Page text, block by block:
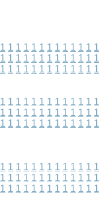
1 1 1 1 1 1 1 1 1 1 1 1 1
1 1 1 1 1 1 1 1 1 1 1 1 1
1 1 1 1 1 1 1 1 1 1 1 1 1
1 1 1 1 1 1 1 1 1 1 1 1 1
1 1 1 1 1 1 1 1 1 1 1 1 1
1 1 1 1 1 1 1 1 1 1 1 1 1
1 1 1 1 1 1 1 1 1 1 1 1 1
1 1 1 1 1 1 1 1 1 1 1 1 1
1 1 1 1 1 1 1 1 1 1 1 1 1